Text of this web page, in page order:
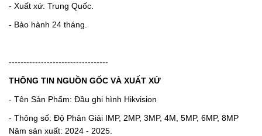
- Xuất xứ: Trung Quốc.
- Bảo hành 24 tháng.
----------------------------------
THÔNG TIN NGUỒN GỐC VÀ XUẤT XỨ
- Tên Sản Phẩm: Đầu ghi hình Hikvision
- Thông số: Độ Phân Giải IMP, 2MP, 3MP, 4M, 5MP, 6MP, 8MP
Năm sản xuất: 2024 - 2025.